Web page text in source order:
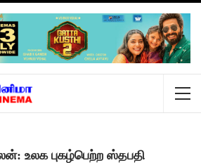
உலக புகழ்பெற்ற ஸ்தபதி